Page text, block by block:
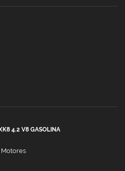
4.2 V8 GASOLINA
Motores